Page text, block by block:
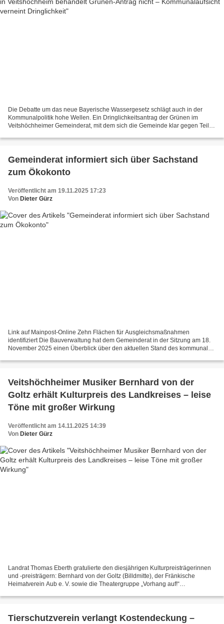
Die Debatte um das neue Bayerische Wassergesetz schlägt auch in der
Kommunalpolitik hohe Wellen. Ein Dringlichkeitsantrag der Grünen im
Veitshöchheimer Gemeinderat, mit dem sich die Gemeinde klar gegen Teile
Gemeinderat informiert sich über Sachstand
zum Ökokonto
Veröffentlicht am 19.11.2025 17:23
Von Dieter Gürz
Link auf Mainpost-Online Zehn Flächen für Ausgleichsmaßnahmen
identifiziert Die Bauverwaltung hat dem Gemeinderat in der Sitzung am 18.
November 2025 einen Überblick über den aktuellen Stand des kommunalen
Veitshöchheimer Musiker Bernhard von der
Goltz erhält Kulturpreis des Landkreises – leise
Töne mit großer Wirkung
Veröffentlicht am 14.11.2025 14:39
Von Dieter Gürz
Landrat Thomas Eberth gratulierte den diesjährigen Kulturpreisträgerinnen
und -preisträgern: Bernhard von der Goltz (Billdmitte), der Fränkische
Heimatverein Aub e. V. sowie die Theatergruppe „Vorhang auf!“
Tierschutzverein verlangt Kostendeckung –